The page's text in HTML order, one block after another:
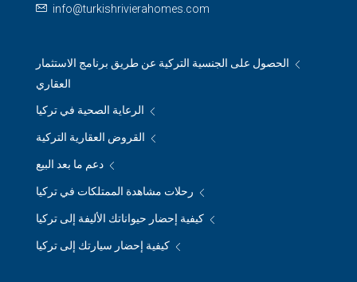
info@turkishrivierahomes.com
الحصول على الجنسية التركية عن طريق برنامج الاستثمار
العقاري
الرعاية الصحية في تركيا
القروض العقارية التركية
دعم ما بعد البيع
رحلات مشاهدة الممتلكات في تركيا
كيفية إحضار حيواناتك الأليفة إلى تركيا
كيفية إحضار سيارتك إلى تركيا